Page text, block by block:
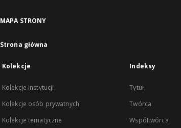
MAPA STRONY
Strona główna
Kolekcje
Kolekcje instytucji
Kolekcje osób prywatnych
Kolekcje tematyczne
Indeksy
Tytuł
Twórca
Współtwórca